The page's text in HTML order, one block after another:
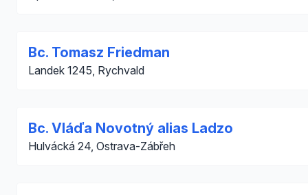
Bc. Tomasz Friedman
Landek 1245, Rychvald
Bc. Vláďa Novotný alias Ladzo
Hulvácká 24, Ostrava-Zábřeh